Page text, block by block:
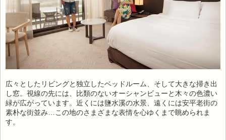
広々としたリビングと独立したベッドルーム、そして大きな掃き出
し窓。視線の先には、比類のないオーシャンビューと木々の色濃い
緑が広がっています。近くには鹽水溪の水景、遠くには安平老街の
素朴な街並み…この地のさまざまな表情を心ゆくまで眺められま
す。